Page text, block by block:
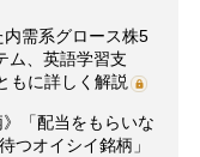
内需系グロース株5
ム、英語学習支
もに詳しく解説
「配当をもらいな
つオイシイ銘柄」